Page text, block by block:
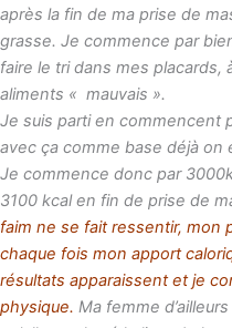
après la fin de ma prise de
grasse. Je commence par
faire le tri dans mes
aliments « mauvais ».
Je suis parti en commencent
avec ça comme base déjà on
Je commence donc par
3100 kcal en fin de prise de
faim ne se fait ressentir, mon
chaque fois mon apport
résultats apparaissent et je
physique. Ma femme